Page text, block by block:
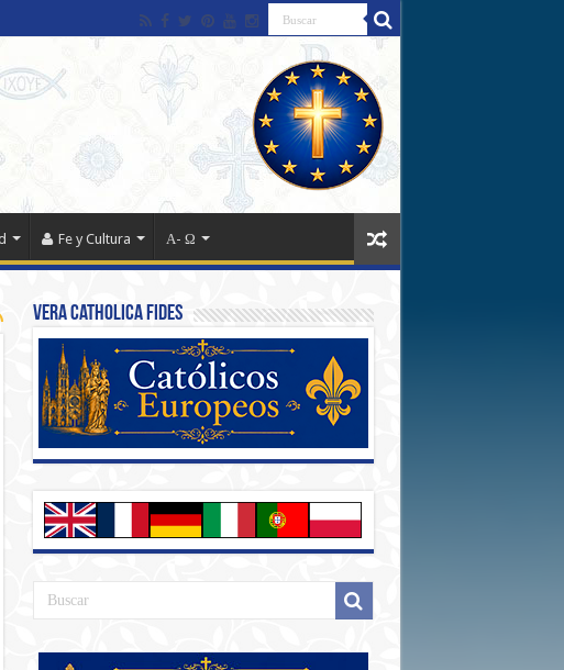
Fe y Cultura Α- Ω
Vera Catholica Fides